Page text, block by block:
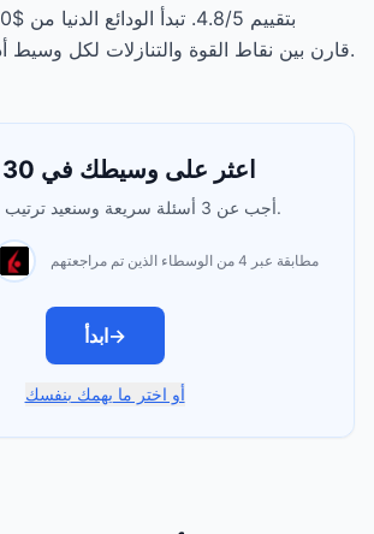
Spread only. قارن بين نقاط القوة والتنازلات لكل وسيط أدناه.
اعثر على وسيطك في 30 ثانية
أجب عن 3 أسئلة سريعة وسنعيد ترتيب القائمة لك.
مطابقة عبر 4 من الوسطاء الذين تم مراجعتهم
ابدأ→
أو اختر ما يهمك بنفسك